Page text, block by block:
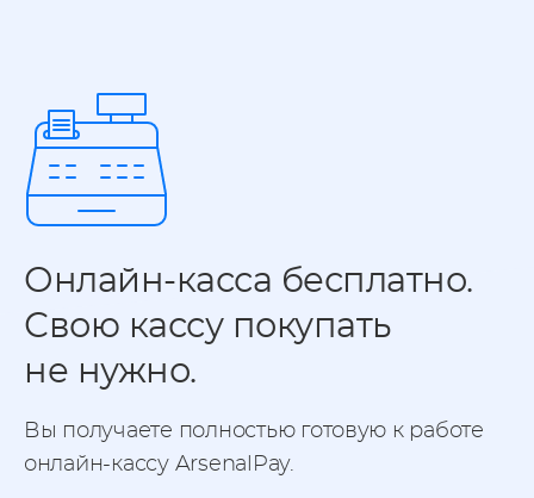
Онлайн-касса бесплатно.
Свою кассу покупать
не нужно.
Вы получаете полностью готовую к работе
онлайн-кассу ArsenalPay.